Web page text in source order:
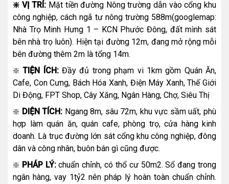
❇️ VỊ TRÍ: Mặt tiền đường Nông trường dẫn vào cổng khu
công nghiệp, cách ngã tư nông trường 588m(googlemap:
Nhà Trọ Minh Hưng 1 – KCN Phước Đông, đất mình sát
bên nhà trọ luôn). Hiện tại đường 12m, đang mở rộng mỗi
bên đường thêm 2m là tổng 14m.
❇️ TIỆN ÍCH:Đầy đủ trong phạm vi 1km gồm Quán Ăn,
Cafe, Con Cưng, Bách Hóa Xanh, Điện Máy Xanh, Thế Giới
Di Động, FPT Shop, Cây Xăng, Ngân Hàng, Chợ, Siêu Thị
❇️ DIỆN TÍCH: Ngang 8m, sâu 72m, khu vực sầm uất, phù
hợp làm quán ăn, quán cafe, phòng trọ, cửa hàng kinh
doanh. Là trục đường lớn sát cổng khu công nghiệp, đông
dân và công nhân, buôn bán gì cũng được.
❇️ PHÁP LÝ:chuẩn chỉnh, có thổ cư 50m2. Sổ đang trong
ngân hàng, vay 1tỷ2 nên pháp lý hoàn toàn chuẩn chỉnh.